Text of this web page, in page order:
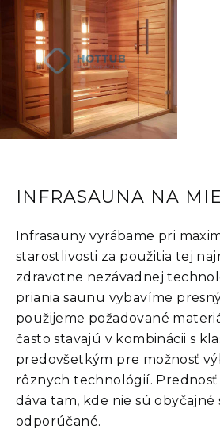
INFRASAUNA NA
Infrasauny vyrábame pri
starostlivosti za použitia tej
zdravotne nezávadnej
priania saunu vybavíme
použijeme požadované
často stavajú v kombinácii s
predovšetkým pre možnosť
rôznych technológií. Prednosť
dáva tam, kde nie sú
odporúčané.